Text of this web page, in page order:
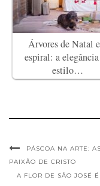
Árvores de Natal
espiral: a
estilo…
PÁSCOA NA ARTE:
PAIXÃO DE CRISTO
A FLOR DE SÃO JOSÉ